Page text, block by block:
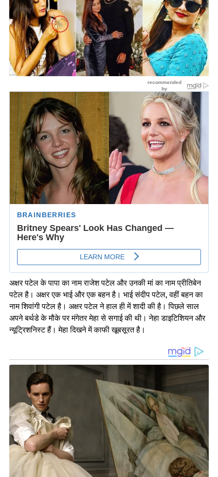
अक्षर पटेल के पापा का नाम राजेश पटेल और उनकी मां का नाम प्रीतिबेन
पटेल है। अक्षर एक भाई और एक बहन है। भाई संदीप पटेल, वहीं बहन का
नाम शिवांगी पटेल है। अक्षर पटेल ने हाल ही में शादी की है। पिछले साल
अपने बर्थडे के मौके पर मंगेतर मेहा से सगाई की थी। नेहा डाइटिशियन और
न्यूट्रिशनिस्ट हैं। मेहा दिखने में काफी खूबसूरत है।